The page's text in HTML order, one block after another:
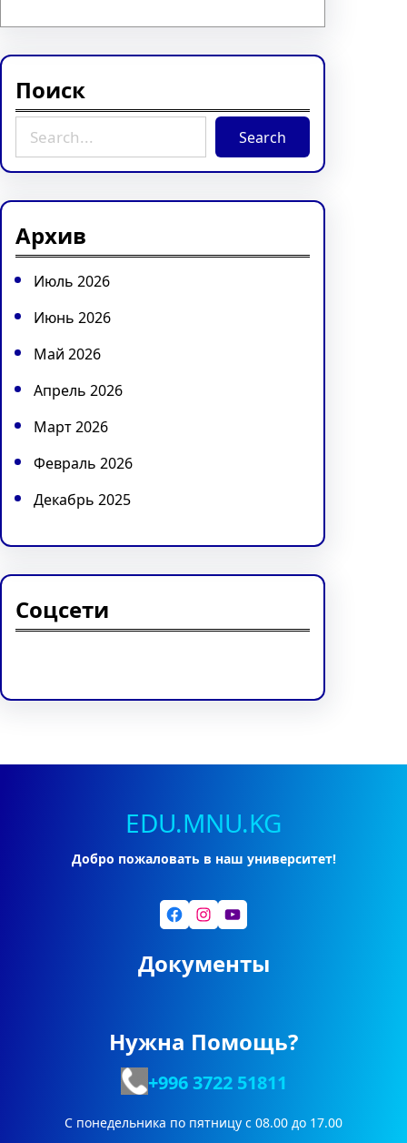
Поиск
a
h
Search
Архив
Июль 2026
Июнь 2026
Май 2026
Апрель 2026
Март 2026
Февраль 2026
Декабрь 2025
Соцсети
EDU.MNU.KG
Добро пожаловать в наш университет!
Facebook Instagram YouTube
Документы
Нужна Помощь?
+996 372251811
С понедельника по пятницу с 08.00 до 17.00